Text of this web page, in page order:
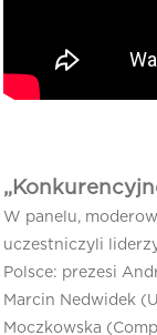
W panelu,
uczestniczyli
Polsce: prezesi
Marcin Nedwidek
Moczkowska